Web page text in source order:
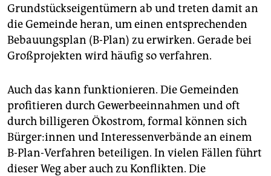
Grundstückseigentümern ab und treten damit an
die Gemeinde heran, um einen entsprechenden
Bebauungsplan (B-Plan) zu erwirken. Gerade bei
Großprojekten wird häufig so verfahren.
Auch das kann funktionieren. Die Gemeinden
profitieren durch Gewerbeeinnahmen und oft
durch billigeren Ökostrom, formal können sich
Bür­ge­r:in­nen und Interessenverbände an einem
B-Plan-Verfahren beteiligen. In vielen Fällen führt
dieser Weg aber auch zu Konflikten. Die